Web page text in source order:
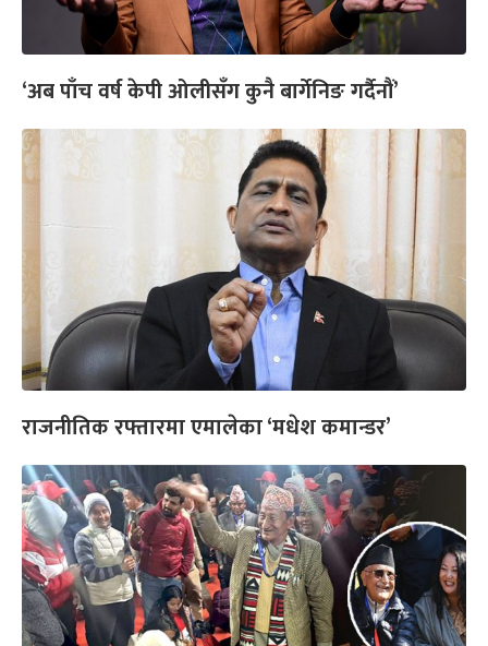
‘अब पाँच वर्ष केपी ओलीसँग कुनै बार्गेनिङ गर्दैनौं’
राजनीतिक रफ्तारमा एमालेका ‘मधेश कमान्डर’